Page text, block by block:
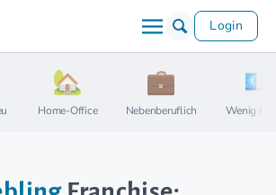
Login
Home-Office Nebenberuflich Wenig